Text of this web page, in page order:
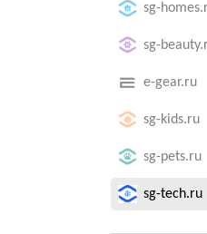
sg-
sg-
e-gear.ru
sg-kids.ru
sg-pets.ru
sg-tech.ru